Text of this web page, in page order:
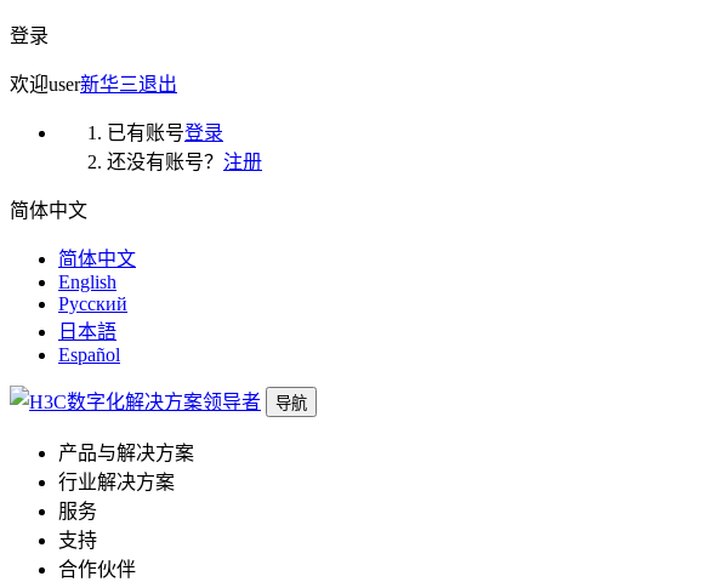
登录
欢迎user新华三退出
已有账号登录
还没有账号？ 注册
简体中文
简体中文
English
Русский
日本語
Español
导航
产品与解决方案
行业解决方案
服务
支持
合作伙伴